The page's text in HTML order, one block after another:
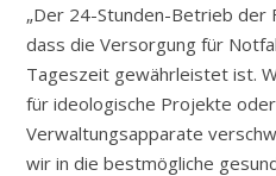
„Der 24-Stunden-Betrieb der
dass die Versorgung für
Tageszeit gewährleistet ist.
für ideologische Projekte
Verwaltungsapparate
wir in die bestmögliche